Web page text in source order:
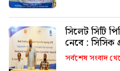
সিলেট সিটি
নেবে : সিসিক
সর্বশেষ সংবাদ